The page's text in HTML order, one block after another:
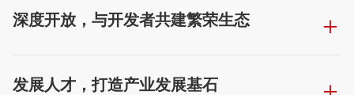
深度开放，与开发者共建繁荣生态
发展人才，打造产业发展基石